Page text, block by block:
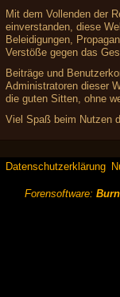
Mit dem Vollenden der
einverstanden, diese
Beleidigungen,
Verstöße gegen das
Beiträge und
Administratoren dieser
die guten Sitten, ohne
Viel Spaß beim Nutzen
Datenschutzerklärung
Forensoftware: